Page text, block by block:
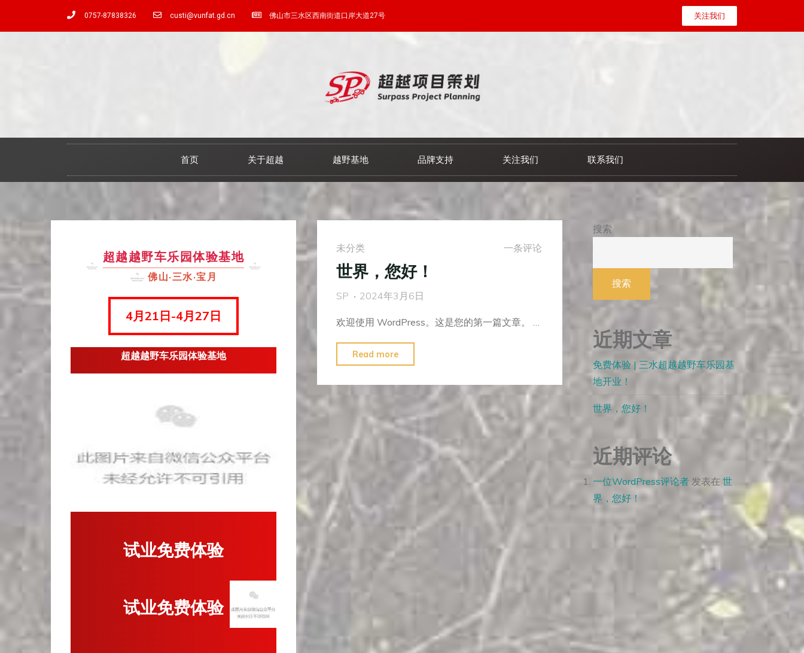
0757-87838326 custi@vunfat.gd.cn 佛山市三水区西南街道口岸大道27号 关注我们
首页 关于超越 越野基地 品牌支持 关注我们 联系我们
超越越野车乐园体验基地
佛山·三水·宝月
4月21日-4月27日
超越越野车乐园体验基地
试业免费体验
试业免费体验
未分类 一条评论
世界，您好！
SP 2024年3月6日
欢迎使用 WordPress。这是您的第一篇文章。 …
Read more
搜索
搜索
近期文章
免费体验 | 三水超越越野车乐园基
地开业！
世界，您好！
近期评论
一位WordPress评论者 发表在世
界，您好！